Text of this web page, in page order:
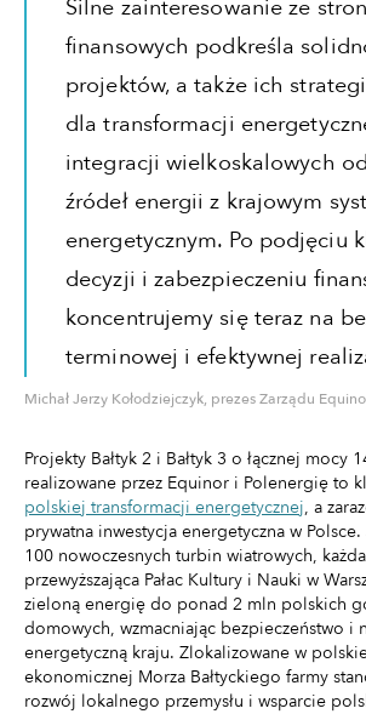
Silne zainteresowanie ze
finansowych podkreśla
projektów, a także ich
dla transformacji
integracji wielkoskalowych
źródeł energii z krajowym
energetycznym. Po podjęciu
decyzji i zabezpieczeniu
koncentrujemy się teraz na
terminowej i efektywnej
Michał Jerzy Kołodziejczyk, prezes Zarządu
Projekty Bałtyk 2 i Bałtyk 3 o łącznej mocy
realizowane przez Equinor i Polenergię to
polskiej transformacji energetycznej, a
prywatna inwestycja energetyczna w
100 nowoczesnych turbin wiatrowych,
przewyższająca Pałac Kultury i Nauki w
zieloną energię do ponad 2 mln polskich
domowych, wzmacniając bezpieczeństwo i
energetyczną kraju. Zlokalizowane w
ekonomicznej Morza Bałtyckiego farmy
rozwój lokalnego przemysłu i wsparcie